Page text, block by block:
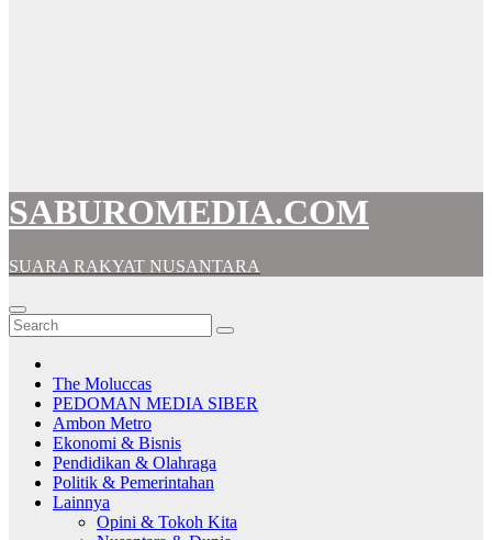
SABUROMEDIA.COM
SUARA RAKYAT NUSANTARA
The Moluccas
PEDOMAN MEDIA SIBER
Ambon Metro
Ekonomi & Bisnis
Pendidikan & Olahraga
Politik & Pemerintahan
Lainnya
Opini & Tokoh Kita